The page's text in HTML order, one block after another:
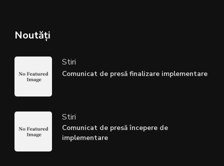
Noutăți
Stiri
Comunicat de presă finalizare implementare
Stiri
Comunicat de presă începere de
implementare